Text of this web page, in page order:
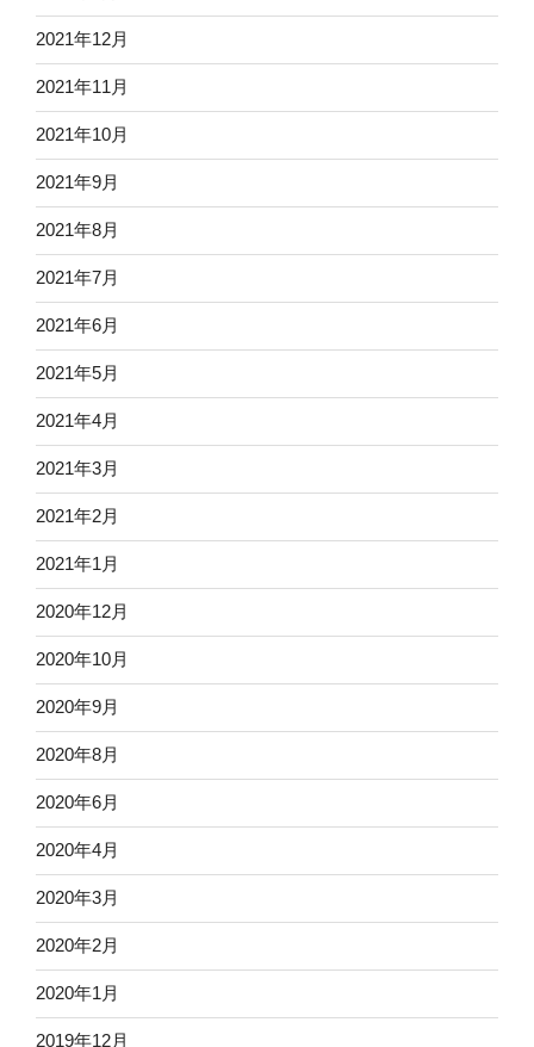
2021年12月
2021年11月
2021年10月
2021年9月
2021年8月
2021年7月
2021年6月
2021年5月
2021年4月
2021年3月
2021年2月
2021年1月
2020年12月
2020年10月
2020年9月
2020年8月
2020年6月
2020年4月
2020年3月
2020年2月
2020年1月
2019年12月